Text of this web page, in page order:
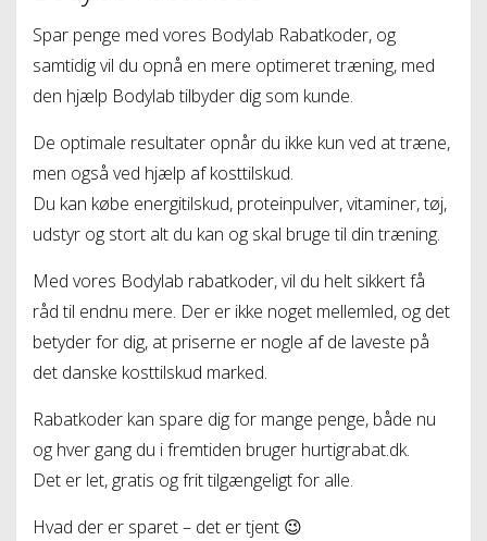
Spar penge med vores Bodylab Rabatkoder, og
samtidig vil du opnå en mere optimeret træning, med
den hjælp Bodylab tilbyder dig som kunde.
De optimale resultater opnår du ikke kun ved at træne,
men også ved hjælp af kosttilskud.
Du kan købe energitilskud, proteinpulver, vitaminer, tøj,
udstyr og stort alt du kan og skal bruge til din træning.
Med vores Bodylab rabatkoder, vil du helt sikkert få
råd til endnu mere. Der er ikke noget mellemled, og det
betyder for dig, at priserne er nogle af de laveste på
det danske kosttilskud marked.
Rabatkoder kan spare dig for mange penge, både nu
og hver gang du i fremtiden bruger hurtigrabat.dk.
Det er let, gratis og frit tilgængeligt for alle.
Hvad der er sparet – det er tjent 😉